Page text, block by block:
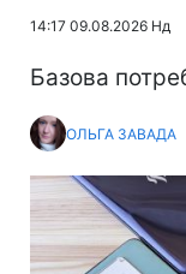
14:17 09.08.2026 Нд
Базова
ОЛЬГА ЗАВАДА